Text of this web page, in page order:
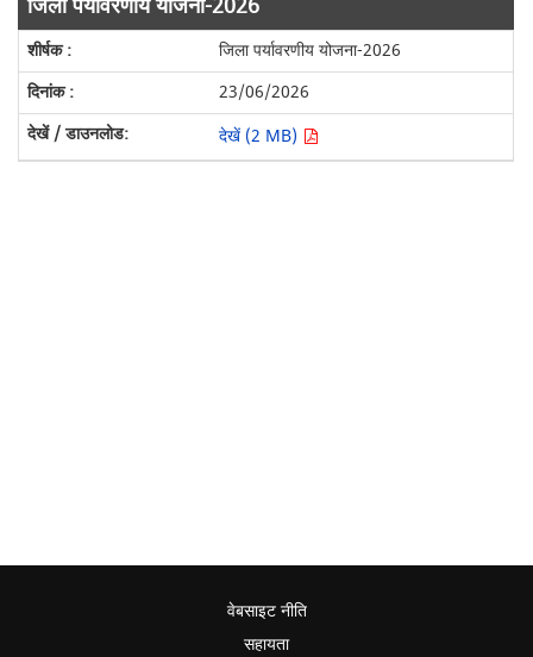
जिला पर्यावरणीय योजना-2026
जिला पर्यावरणीय योजना-2026
23/06/2026
देखें (2 MB)
वेबसाइट नीति
सहायता